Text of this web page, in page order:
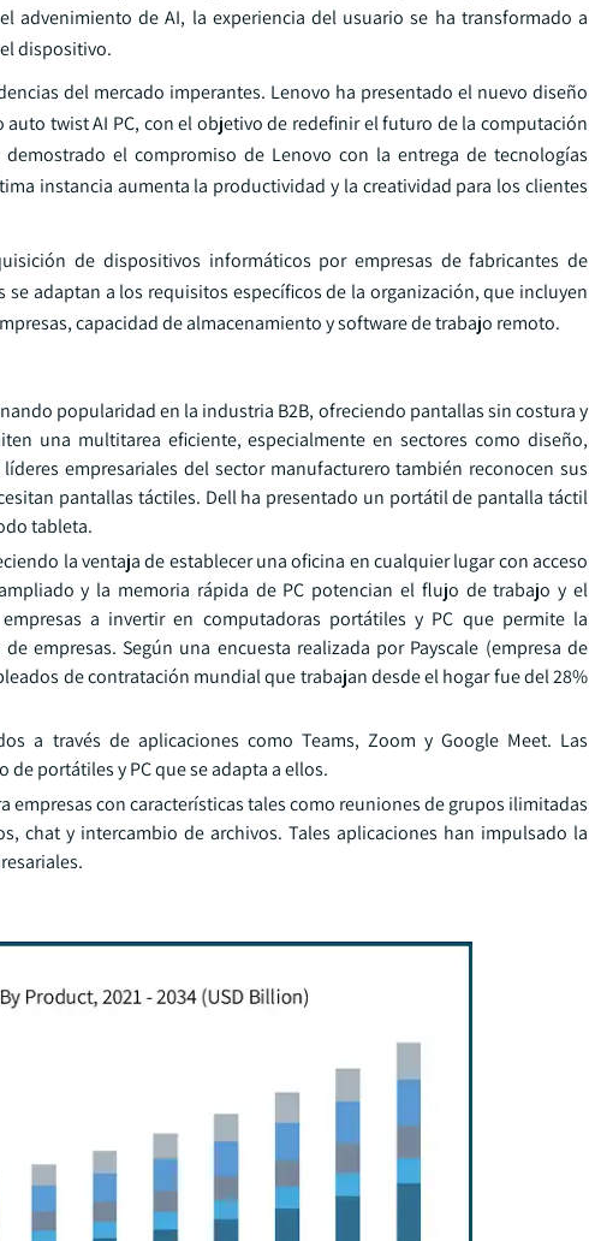
de AI, la experiencia del usuario se ha transformado a
dispositivo.
del mercado imperantes. Lenovo ha presentado el nuevo diseño
twist AI PC, con el objetivo de redefinir el futuro de la computación
el compromiso de Lenovo con la entrega de tecnologías
instancia aumenta la productividad y la creatividad para los clientes
de dispositivos informáticos por empresas de fabricantes de
adaptan a los requisitos específicos de la organización, que incluyen
capacidad de almacenamiento y software de trabajo remoto.
popularidad en la industria B2B, ofreciendo pantallas sin costura y
una multitarea eficiente, especialmente en sectores como diseño,
empresariales del sector manufacturero también reconocen sus
pantallas táctiles. Dell ha presentado un portátil de pantalla táctil
tableta.
la ventaja de establecer una oficina en cualquier lugar con acceso
y la memoria rápida de PC potencian el flujo de trabajo y el
a invertir en computadoras portátiles y PC que permite la
empresas. Según una encuesta realizada por Payscale (empresa de
de contratación mundial que trabajan desde el hogar fue del 28%
a través de aplicaciones como Teams, Zoom y Google Meet. Las
portátiles y PC que se adapta a ellos.
con características tales como reuniones de grupos ilimitadas
chat y intercambio de archivos. Tales aplicaciones han impulsado la